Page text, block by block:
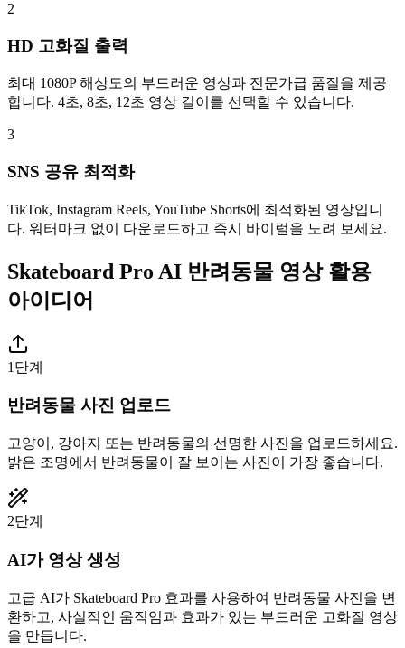
2
HD 고화질 출력
최대 1080P 해상도의 부드러운 영상과 전문가급 품질을 제공
합니다. 4초, 8초, 12초 영상 길이를 선택할 수 있습니다.
3
SNS 공유 최적화
TikTok, Instagram Reels, YouTube Shorts에 최적화된 영상입니
다. 워터마크 없이 다운로드하고 즉시 바이럴을 노려 보세요.
Skateboard Pro AI 반려동물 영상 활용
아이디어
1단계
반려동물 사진 업로드
고양이, 강아지 또는 반려동물의 선명한 사진을 업로드하세요.
밝은 조명에서 반려동물이 잘 보이는 사진이 가장 좋습니다.
2단계
AI가 영상 생성
고급 AI가 Skateboard Pro 효과를 사용하여 반려동물 사진을 변
환하고, 사실적인 움직임과 효과가 있는 부드러운 고화질 영상
을 만듭니다.